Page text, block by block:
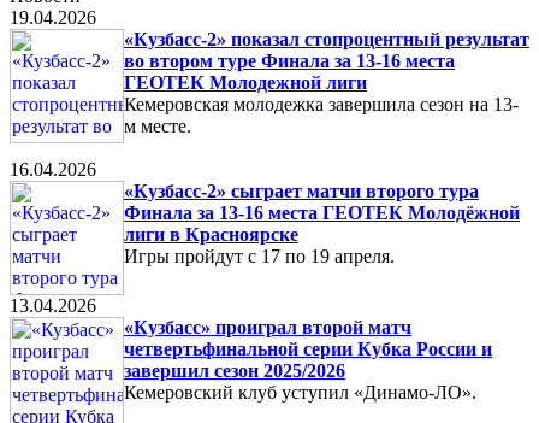
19.04.2026
«Кузбасс-2» показал стопроцентный результат
во втором туре Финала за 13-16 места
ГЕОТЕК Молодежной лиги
Кемеровская молодежка завершила сезон на 13-
м месте.
16.04.2026
«Кузбасс-2» сыграет матчи второго тура
Финала за 13-16 места ГЕОТЕК Молодёжной
лиги в Красноярске
Игры пройдут с 17 по 19 апреля.
13.04.2026
«Кузбасс» проиграл второй матч
четвертьфинальной серии Кубка России и
завершил сезон 2025/2026
Кемеровский клуб уступил «Динамо-ЛО».